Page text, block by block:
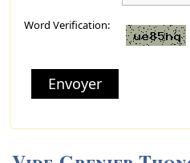
Word Verification:
Envoyer